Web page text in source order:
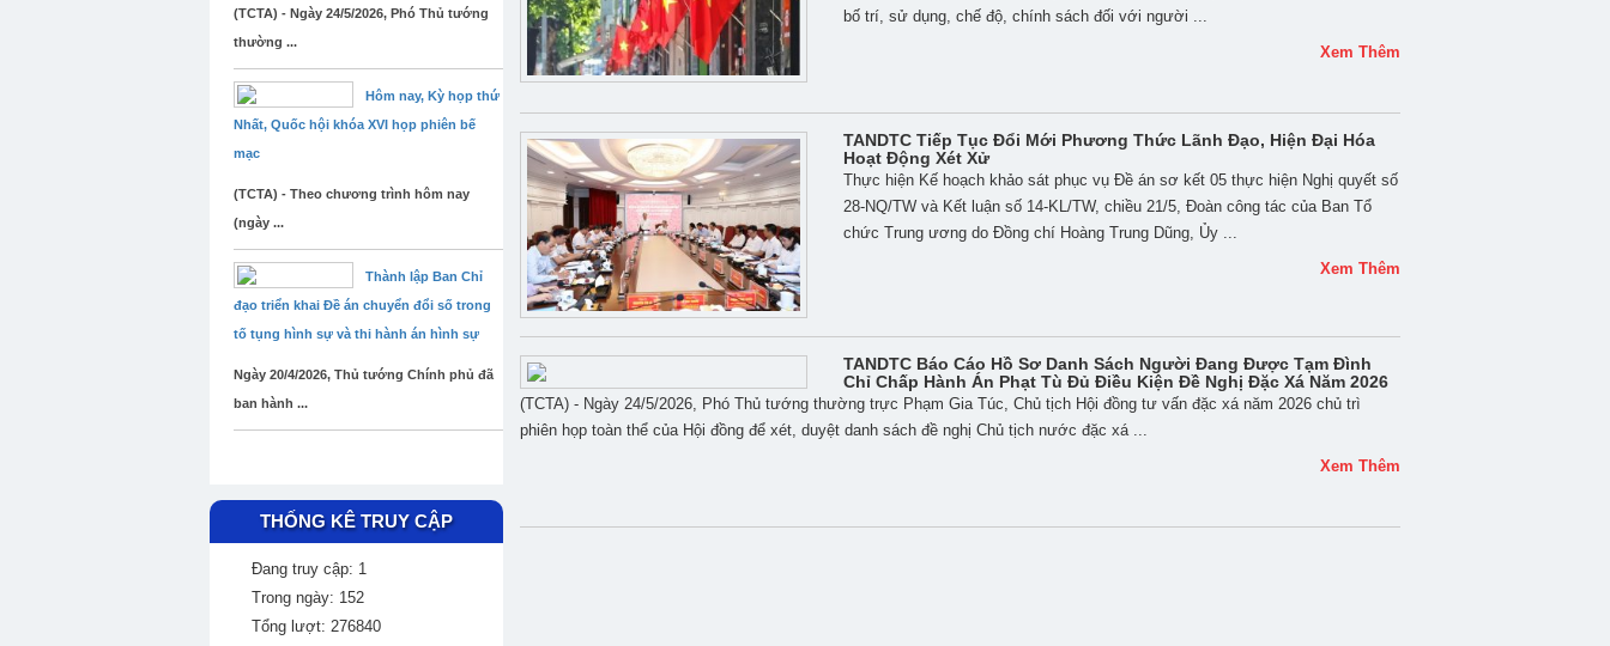
(TCTA) - Ngày 24/5/2026, Phó Thủ tướng
thường ...
Hôm nay, Kỳ họp thứ
Nhất, Quốc hội khóa XVI họp phiên bế
mạc
(TCTA) - Theo chương trình hôm nay
(ngày ...
Thành lập Ban Chỉ
đạo triển khai Đề án chuyển đổi số trong
tố tụng hình sự và thi hành án hình sự
Ngày 20/4/2026, Thủ tướng Chính phủ đã
ban hành ...
THỐNG KÊ TRUY CẬP
Đang truy cập: 1
Trong ngày: 152
Tổng lượt: 276840
bố trí, sử dụng, chế độ, chính sách đối với người ...
Xem Thêm
TANDTC Tiếp Tục Đổi Mới Phương Thức Lãnh Đạo, Hiện Đại Hóa
Hoạt Động Xét Xử
Thực hiện Kế hoạch khảo sát phục vụ Đề án sơ kết 05 thực hiện Nghị quyết số
28-NQ/TW và Kết luận số 14-KL/TW, chiều 21/5, Đoàn công tác của Ban Tổ
chức Trung ương do Đồng chí Hoàng Trung Dũng, Ủy ...
Xem Thêm
TANDTC Báo Cáo Hồ Sơ Danh Sách Người Đang Được Tạm Đình
Chỉ Chấp Hành Án Phạt Tù Đủ Điều Kiện Đề Nghị Đặc Xá Năm 2026
(TCTA) - Ngày 24/5/2026, Phó Thủ tướng thường trực Phạm Gia Túc, Chủ tịch Hội đồng tư vấn đặc xá năm 2026 chủ trì
phiên họp toàn thể của Hội đồng để xét, duyệt danh sách đề nghị Chủ tịch nước đặc xá ...
Xem Thêm